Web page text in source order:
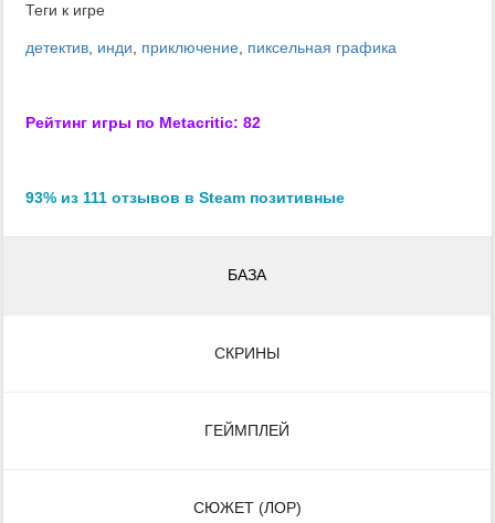
Теги к игре
детектив, инди, приключение, пиксельная графика
Рейтинг игры по Metacritic: 82
93% из 111 отзывов в Steam позитивные
БАЗА
СКРИНЫ
ГЕЙМПЛЕЙ
СЮЖЕТ (ЛОР)